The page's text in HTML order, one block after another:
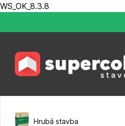
WS_OK_8.3.8
Hrubá stavba